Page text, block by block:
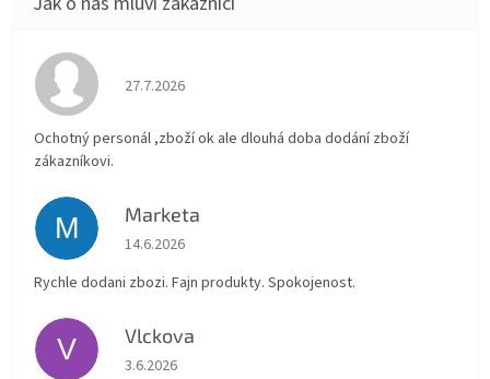
Hodnocení obchodu je 4 z 5 hvězdiček.
27.7.2026
Ochotný personál ,zboží ok ale dlouhá doba dodání zboží
zákazníkovi.
M Marketa
Hodnocení obchodu je 5 z 5 hvězdiček.
14.6.2026
Rychle dodani zbozi. Fajn produkty. Spokojenost.
V Vlckova
Hodnocení obchodu je 5 z 5 hvězdiček.
3.6.2026